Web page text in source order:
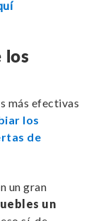
los
más efectivas
los
de
un gran
un